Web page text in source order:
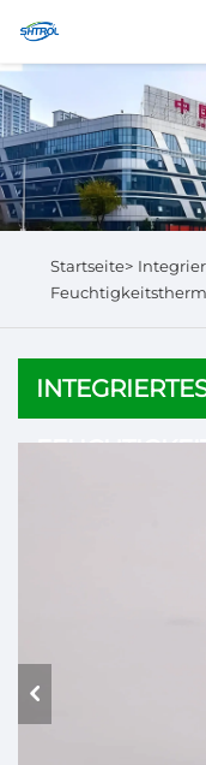
Über Uns
Produkte
Kontaktieren Sie
Startseite>